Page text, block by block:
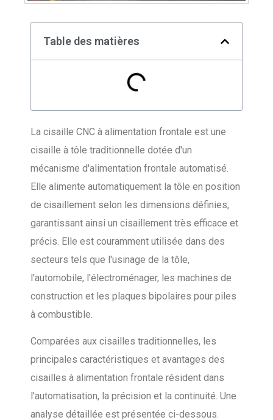
Table des matières
La cisaille CNC à alimentation frontale est une
cisaille à tôle traditionnelle dotée d'un
mécanisme d'alimentation frontale automatisé.
Elle alimente automatiquement la tôle en position
de cisaillement selon les dimensions définies,
garantissant ainsi un cisaillement très efficace et
précis. Elle est couramment utilisée dans des
secteurs tels que l'usinage de la tôle,
l'automobile, l'électroménager, les machines de
construction et les plaques bipolaires pour piles
à combustible.
Comparées aux cisailles traditionnelles, les
principales caractéristiques et avantages des
cisailles à alimentation frontale résident dans
l'automatisation, la précision et la continuité. Une
analyse détaillée est présentée ci-dessous.